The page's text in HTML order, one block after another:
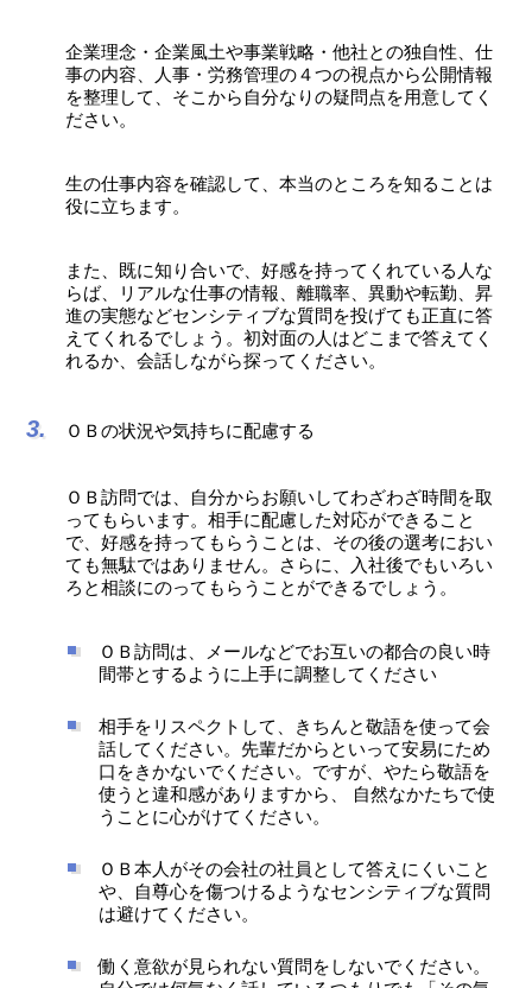
企業理念・企業風土や事業戦略・他社との独自性、仕
事の内容、人事・労務管理の４つの視点から公開情報
を整理して、そこから自分なりの疑問点を用意してく
ださい。
生の仕事内容を確認して、本当のところを知ることは
役に立ちます。
また、既に知り合いで、好感を持ってくれている人な
らば、リアルな仕事の情報、離職率、異動や転勤、昇
進の実態などセンシティブな質問を投げても正直に答
えてくれるでしょう。初対面の人はどこまで答えてく
れるか、会話しながら探ってください。
ＯＢの状況や気持ちに配慮する
ＯＢ訪問では、自分からお願いしてわざわざ時間を取
ってもらいます。相手に配慮した対応ができること
で、好感を持ってもらうことは、その後の選考におい
ても無駄ではありません。さらに、入社後でもいろい
ろと相談にのってもらうことができるでしょう。
ＯＢ訪問は、メールなどでお互いの都合の良い時
間帯とするように上手に調整してください
相手をリスペクトして、きちんと敬語を使って会
話してください。先輩だからといって安易にため
口をきかないでください。ですが、やたら敬語を
使うと違和感がありますから、 自然なかたちで使
うことに心がけてください。
ＯＢ本人がその会社の社員として答えにくいこと
や、自尊心を傷つけるようなセンシティブな質問
は避けてください。
働く意欲が見られない質問をしないでください。